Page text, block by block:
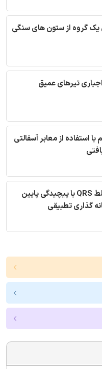
یک گروه از ستون های سنگی
تیرهای عمیق
استفاده از معابر آسفالتی
ترجمه مقاله آشکارساز مختلط QRS با پیچیدگی پایین
گذاری تطبیقی